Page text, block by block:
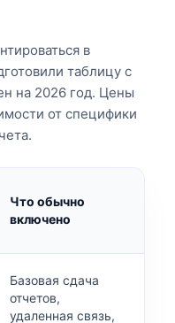
в
таблицу с
на 2026 год. Цены
от специфики
Что обычно
включено
Базовая сдача
отчетов,
удаленная связь,